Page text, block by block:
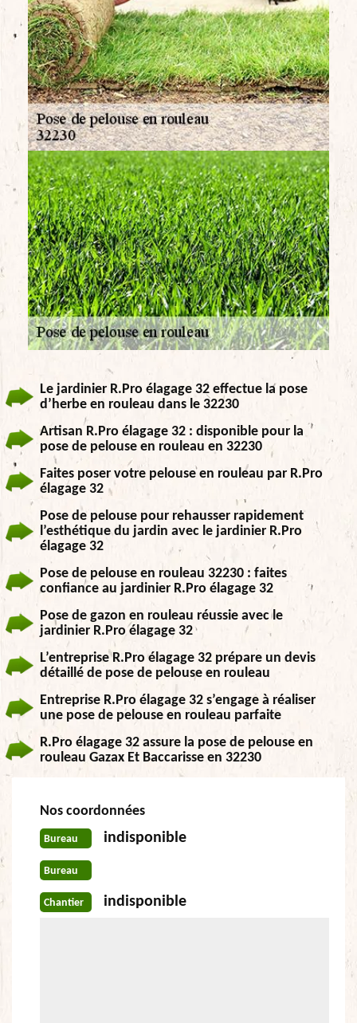
Le jardinier R.Pro élagage 32 effectue la pose
d’herbe en rouleau dans le 32230
Artisan R.Pro élagage 32 : disponible pour la
pose de pelouse en rouleau en 32230
Faites poser votre pelouse en rouleau par R.Pro
élagage 32
Pose de pelouse pour rehausser rapidement
l’esthétique du jardin avec le jardinier R.Pro
élagage 32
Pose de pelouse en rouleau 32230 : faites
confiance au jardinier R.Pro élagage 32
Pose de gazon en rouleau réussie avec le
jardinier R.Pro élagage 32
L’entreprise R.Pro élagage 32 prépare un devis
détaillé de pose de pelouse en rouleau
Entreprise R.Pro élagage 32 s’engage à réaliser
une pose de pelouse en rouleau parfaite
R.Pro élagage 32 assure la pose de pelouse en
rouleau Gazax Et Baccarisse en 32230
Nos coordonnées
Bureau indisponible
Bureau
Chantier indisponible